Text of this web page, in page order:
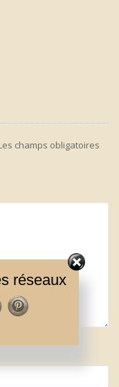
champs obligatoires
réseaux